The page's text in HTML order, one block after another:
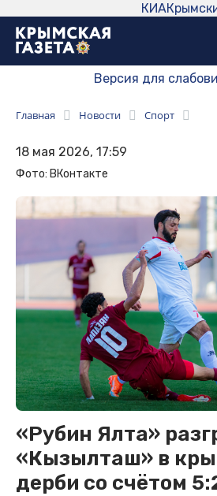
КИА
Версия для
Главная Новости Спорт
18 мая 2026, 17:59
Фото: ВКонтакте
«Рубин Ялта»
«Кызылташ» в
дерби со счётом